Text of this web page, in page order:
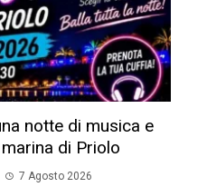
notte di musica e
di Priolo
7 Agosto 2026